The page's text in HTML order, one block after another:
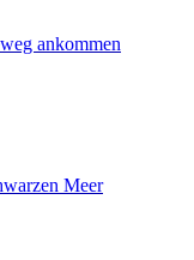
ankommen
Meer